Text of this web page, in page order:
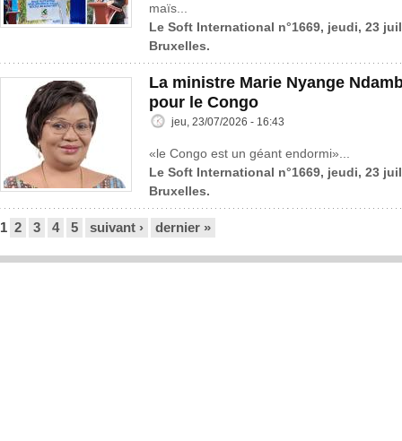
maïs...
Le Soft International n°1669, jeudi, 23
Bruxelles.
La ministre Marie Nyange
pour le Congo
jeu, 23/07/2026 - 16:43
«le Congo est un géant endormi»...
Le Soft International n°1669, jeudi, 23
Bruxelles.
1 2 3 4 5 suivant › dernier »